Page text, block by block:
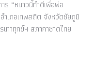
ร “หนาวนี้ทำดีเพื่อพ่อ
ำเภอเทพสถิต จังหวัดชัยภูมิ
ทาทุกข์ฯ สภากาชาดไทย